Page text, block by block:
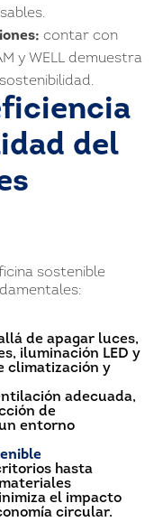
contar con
y WELL demuestra
del
sostenible
de apagar luces,
iluminación LED y
climatización y
adecuada,
de
entorno
hasta
el impacto
circular.